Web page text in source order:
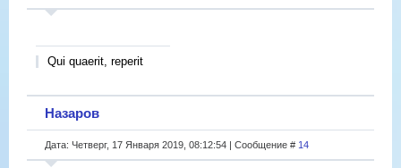
Qui quaerit, reperit
Назаров
Дата: Четверг, 17 Января 2019, 08:12:54 | Сообщение # 14